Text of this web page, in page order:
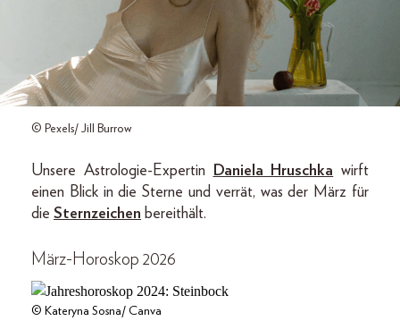
© Pexels/ Jill Burrow
Unsere Astrologie-Expertin Daniela Hruschka wirft
einen Blick in die Sterne und verrät, was der März für
die Sternzeichen bereithält.
März-Horoskop 2026
© Kateryna Sosna/ Canva